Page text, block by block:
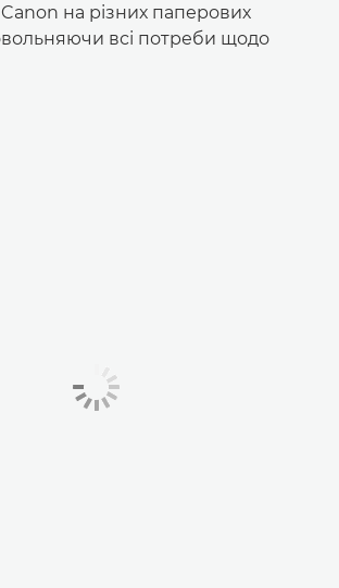
на різних паперових
всі потреби щодо